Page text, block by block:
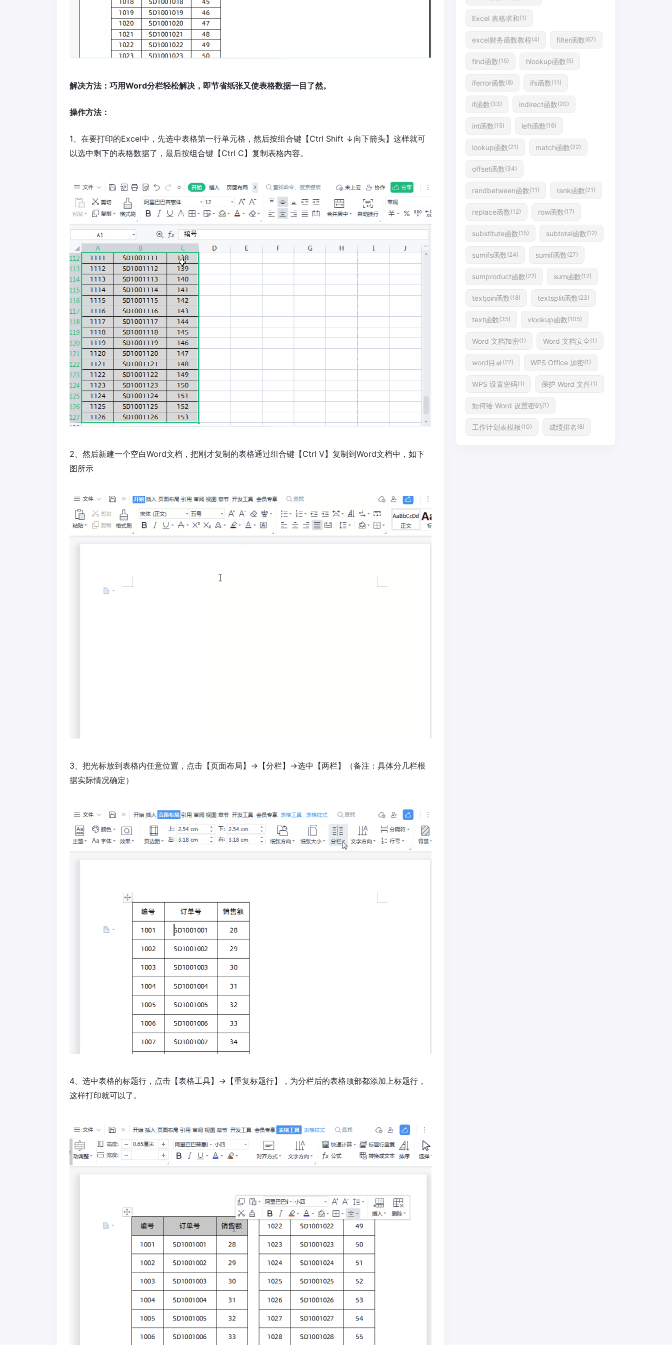
解决方法：巧用Word分栏轻松解决，即节省纸张又使表格数据一目了然。
操作方法：
1、在要打印的Excel中，先选中表格第一行单元格，然后按组合键【Ctrl Shift ↓向下箭头】这样就可
以选中剩下的表格数据了，最后按组合键【Ctrl C】复制表格内容。
2、然后新建一个空白Word文档，把刚才复制的表格通过组合键【Ctrl V】复制到Word文档中，如下
图所示
3、把光标放到表格内任意位置，点击【页面布局】→【分栏】→选中【两栏】（备注：具体分几栏根
据实际情况确定）
4、选中表格的标题行，点击【表格工具】→【重复标题行】，为分栏后的表格顶部都添加上标题行，
这样打印就可以了。
Excel 表格求和(1)
excel财务函数教程(4) filter函数(67)
find函数(15) hlookup函数(5)
iferror函数(8) ifs函数(11)
if函数(33) indirect函数(20)
int函数(15) left函数(16)
lookup函数(21) match函数(22)
offset函数(34)
randbetween函数(11) rank函数(21)
replace函数(12) row函数(17)
substitute函数(15) subtotal函数(12)
sumifs函数(24) sumif函数(27)
sumproduct函数(22) sum函数(12)
textjoin函数(18) textsplit函数(23)
text函数(35) vlookup函数(105)
Word 文档加密(1) Word 文档安全(1)
word目录(22) WPS Office 加密(1)
WPS 设置密码(1) 保护 Word 文件(1)
如何给 Word 设置密码(1)
工作计划表模板 (10) 成绩排名 (8)